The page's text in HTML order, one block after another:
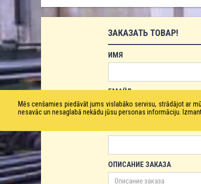
ЗАКАЗАТЬ ТОВАР!
ИМЯ
ЕМАЙЛ
ОПИСАНИЕ ЗАКАЗА
Mēs cenšamies piedāvāt jums vislabāko servisu, strādājot ar
nesavāc un nesaglabā nekādu jūsu personas informāciju.